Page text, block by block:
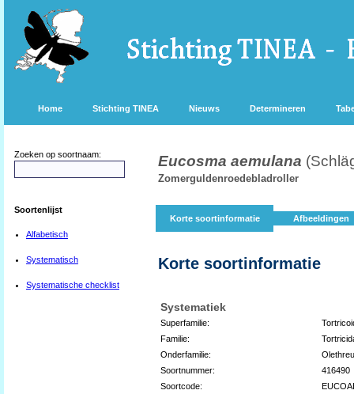
Home Stichting TINEA Nieuws Determineren
Zoeken op soortnaam:
Soortenlijst
Alfabetisch
Systematisch
Systematische checklist
Eucosma aemulana
Zomerguldenroedebladroller
Korte soortinformatie Afbeeldingen
Korte soortinformatie
Systematiek
Superfamilie:
Familie:
Onderfamilie:
Soortnummer:
416490
Soortcode: